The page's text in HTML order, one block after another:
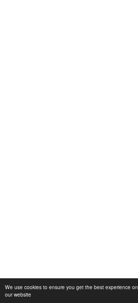
We use cookies to ensure you get the best experience on
our website